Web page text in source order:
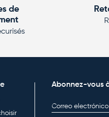
de
Abonnez-vous
E-mail